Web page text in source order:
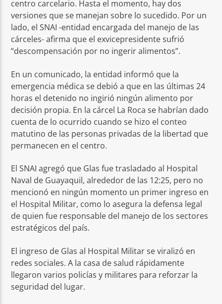
centro carcelario. Hasta el momento, hay dos
versiones que se manejan sobre lo sucedido. Por un
lado, el SNAI -entidad encargada del manejo de las
cárceles- afirma que el exvicepresidente sufrió
“descompensación por no ingerir alimentos”.
En un comunicado, la entidad informó que la
emergencia médica se debió a que en las últimas 24
horas el detenido no ingirió ningún alimento por
decisión propia. En la cárcel La Roca se habrían dado
cuenta de lo ocurrido cuando se hizo el conteo
matutino de las personas privadas de la libertad que
permanecen en el centro.
El SNAI agregó que Glas fue trasladado al Hospital
Naval de Guayaquil, alrededor de las 12:25, pero no
mencionó en ningún momento un primer ingreso en
el Hospital Militar, como lo asegura la defensa legal
de quien fue responsable del manejo de los sectores
estratégicos del país.
El ingreso de Glas al Hospital Militar se viralizó en
redes sociales. A la casa de salud rápidamente
llegaron varios policías y militares para reforzar la
seguridad del lugar.